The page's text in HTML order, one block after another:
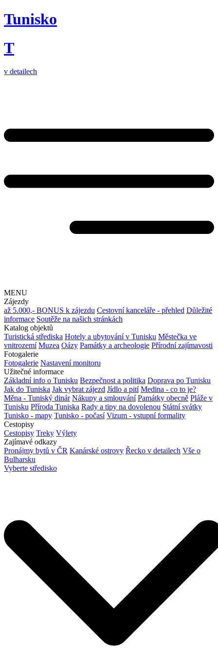
Tunisko
T
v detailech
MENU
Zájezdy
až 5.000,- BONUS k zájezdu Cestovní kanceláře - přehled Důležité
informace Soutěže na našich stránkách
Katalog objektů
Turistická střediska Hotely a ubytování v Tunisku Městečka ve
vnitrozemí Muzea Oázy Památky a archeologie Přírodní zajímavosti
Fotogalerie
Fotogalerie Nastavení monitoru
Užitečné informace
Základní info o Tunisku Bezpečnost a politika Doprava po Tunisku
Jak do Tuniska Jak vybrat zájezd Jídlo a pití Medina - co to je?
Měna - Tuniský dinár Nákupy a smlouvání Památky obecně Pláže v
Tunisku Příroda Tuniska Rady a tipy na dovolenou Státní svátky
Tunisko - mapy Tunisko - počasí Vizum - vstupní formality
Cestopisy
Cestopisy Treky Výlety
Zajímavé odkazy
Pronájmy bytů v ČR Kanárské ostrovy Řecko v detailech Vše o
Bulharsku
Vyberte středisko